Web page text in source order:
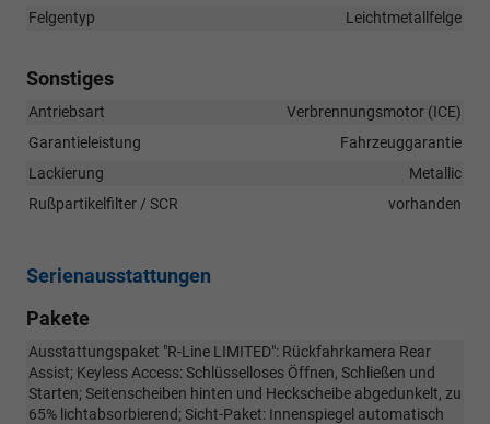
Felgentyp
Leichtmetallfelge
Sonstiges
Antriebsart
Verbrennungsmotor (ICE)
Garantieleistung
Fahrzeuggarantie
Lackierung
Metallic
Rußpartikelfilter / SCR
vorhanden
Serienausstattungen
Pakete
Ausstattungspaket "R-Line LIMITED": Rückfahrkamera Rear
Assist; Keyless Access: Schlüsselloses Öffnen, Schließen und
Starten; Seitenscheiben hinten und Heckscheibe abgedunkelt, zu
65% lichtabsorbierend; Sicht-Paket: Innenspiegel automatisch